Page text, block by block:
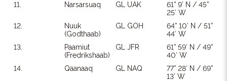
11.
Narsarsuaq GL UAK
61° 9′ N / 45°
25′ W
12.
Nuuk
(Godthaab)
GL GOH
64° 10′ N / 51°
44′ W
13.
Paamiut
(Fredrikshaab)
GL JFR
61° 59′ N / 49°
40′ W
14.
Qaanaaq GL NAQ
77° 28′ N / 69°
13′ W